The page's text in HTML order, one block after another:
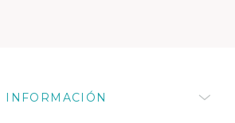
INFORMACIÓN